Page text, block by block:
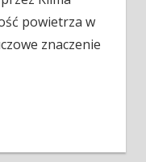
powietrza w
znaczenie